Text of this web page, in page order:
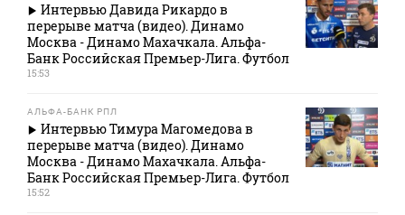
Интервью Давида Рикардо в
перерыве матча (видео). Динамо
Москва - Динамо Махачкала. Альфа-
Банк Российская Премьер-Лига. Футбол
15:53
АЛЬФА-БАНК РПЛ
Интервью Тимура Магомедова в
перерыве матча (видео). Динамо
Москва - Динамо Махачкала. Альфа-
Банк Российская Премьер-Лига. Футбол
15:52